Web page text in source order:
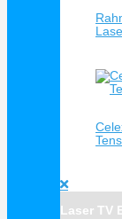
Laser TV